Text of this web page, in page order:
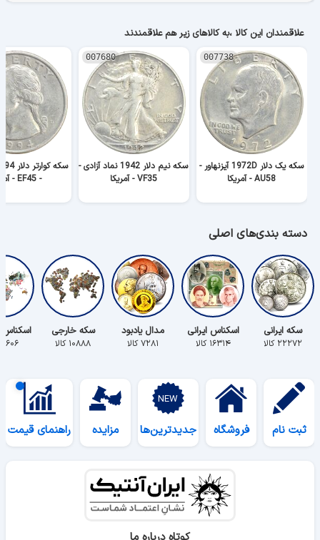
علاقمندان این کالا ،به کالاهای زیر هم علاقمندند
007738
سکه یک دلار 1972D آیزنهاور -
AU58 - آمریکا
007680
سکه نیم دلار 1942 نماد آزادی -
VF35 - آمریکا
- EF45 - آمریکا
دسته بندی‌های اصلی
سکه ایرانی
۲۲۲۷۲ کالا
اسکناس ایرانی
۱۶۳۱۴ کالا
مدال یادبود
۷۲۸۱ کالا
سکه خارجی
۱۰۸۸۸ کالا ۵۶۰۶ کالا
ثبت نام فروشگاه جدیدترین‌ها مزایده راهنمای قیمت